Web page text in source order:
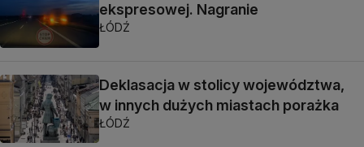
ekspresowej. Nagranie
ŁÓDŹ
Deklasacja w stolicy województwa,
w innych dużych miastach porażka
ŁÓDŹ